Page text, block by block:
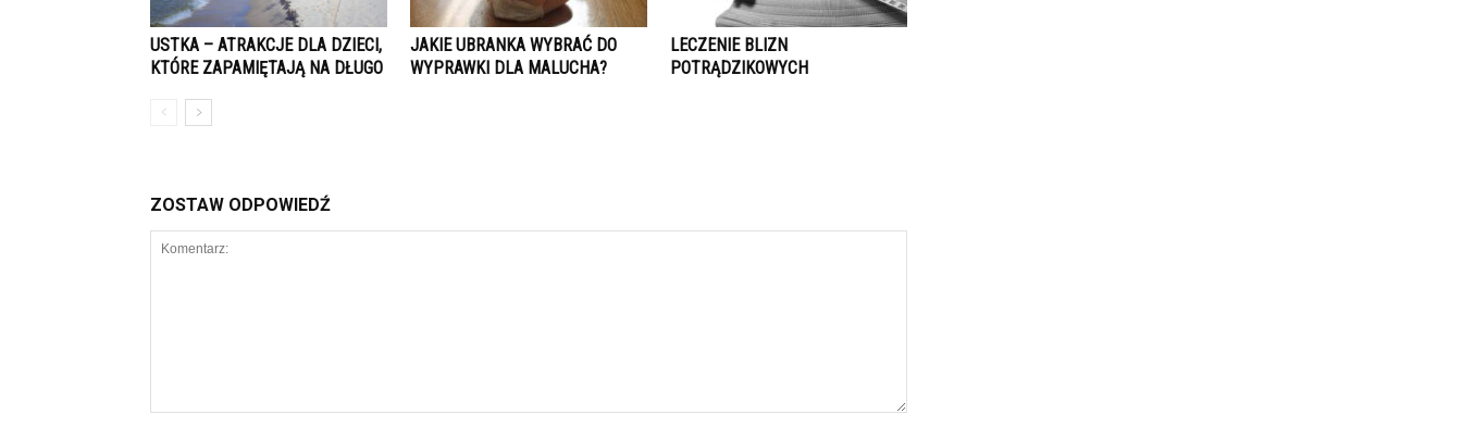
USTKA – ATRAKCJE DLA DZIECI,
KTÓRE ZAPAMIĘTAJĄ NA DŁUGO
JAKIE UBRANKA WYBRAĆ DO
WYPRAWKI DLA MALUCHA?
LECZENIE BLIZN
POTRĄDZIKOWYCH
ZOSTAW ODPOWIEDŹ